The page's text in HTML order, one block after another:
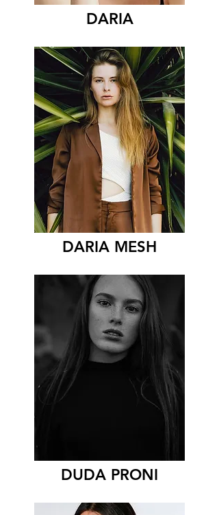
DARIA
DARIA MESH
DUDA PRONI